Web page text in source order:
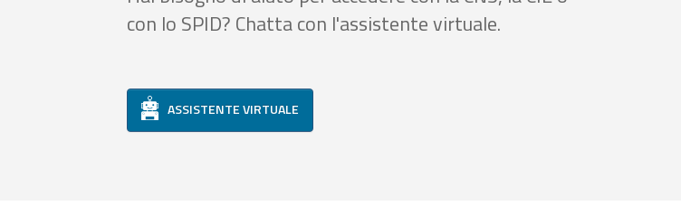
con lo SPID? Chatta con l'assistente virtuale.
ASSISTENTE VIRTUALE